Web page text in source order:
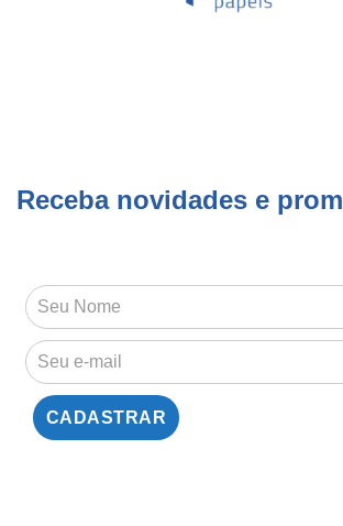
Receba novidades e